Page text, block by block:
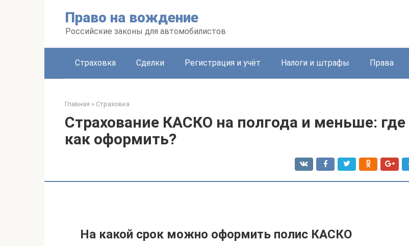
Право на вождение
Российские законы для автомобилистов
Страховка Сделки Регистрация и учёт Налоги и штрафы Права
Главная » Страховка
Страхование КАСКО на полгода и меньше: где
как оформить?
На какой срок можно оформить полис КАСКО